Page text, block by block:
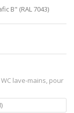
B" (RAL 7043)
lave-mains, pour